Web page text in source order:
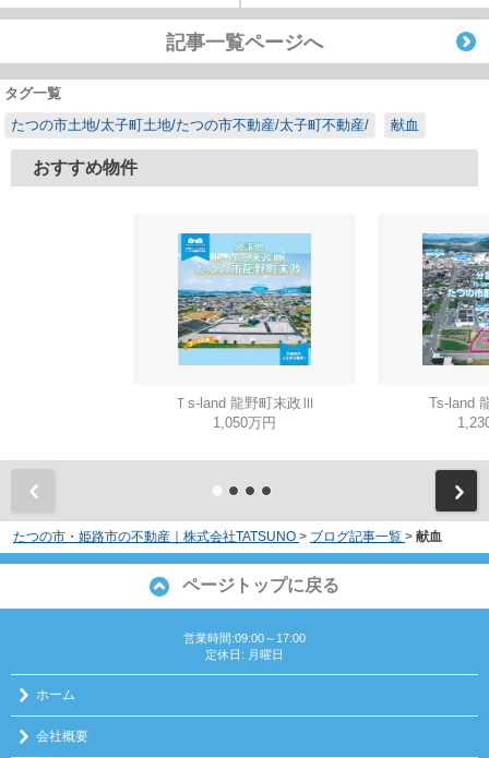
記事一覧ページへ
タグ一覧
たつの市土地/太子町土地/たつの市不動産/太子町不動産/
献血
おすすめ物件
Ｔs-land 龍野町末政Ⅲ
1,050万円
Ts-land
たつの市・姫路市の不動産｜株式会社TATSUNO > ブログ記事一覧 > 献血
ページトップに戻る
営業時間:09:00～17:00
定休日: 月曜日
ホーム
会社概要